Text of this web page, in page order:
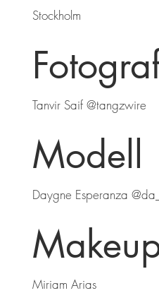
Stockholm
Tanvir Saif @tangzwire
Modell
Daygne Esperanza
Miriam Arias